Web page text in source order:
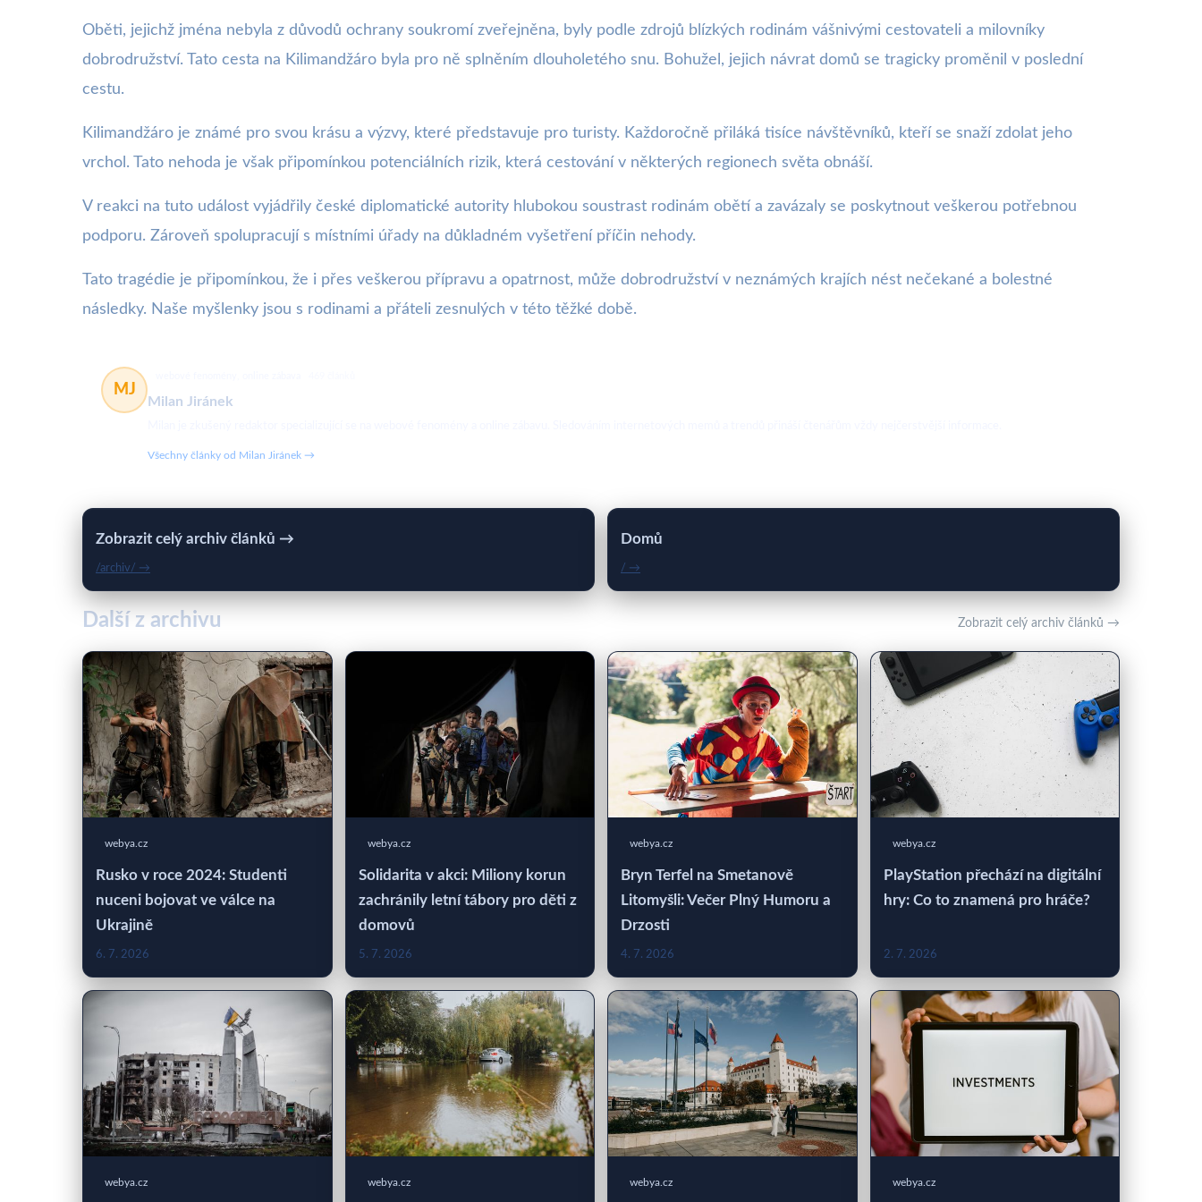
Oběti, jejichž jména nebyla z důvodů ochrany soukromí zveřejněna, byly podle zdrojů blízkých rodinám vášnivými cestovateli a milovníky
dobrodružství. Tato cesta na Kilimandžáro byla pro ně splněním dlouholetého snu. Bohužel, jejich návrat domů se tragicky proměnil v poslední
cestu.
Kilimandžáro je známé pro svou krásu a výzvy, které představuje pro turisty. Každoročně přiláká tisíce návštěvníků, kteří se snaží zdolat jeho
vrchol. Tato nehoda je však připomínkou potenciálních rizik, která cestování v některých regionech světa obnáší.
V reakci na tuto událost vyjádřily české diplomatické autority hlubokou soustrast rodinám obětí a zavázaly se poskytnout veškerou potřebnou
podporu. Zároveň spolupracují s místními úřady na důkladném vyšetření příčin nehody.
Tato tragédie je připomínkou, že i přes veškerou přípravu a opatrnost, může dobrodružství v neznámých krajích nést nečekané a bolestné
následky. Naše myšlenky jsou s rodinami a přáteli zesnulých v této těžké době.
MJ
Milan Jiránek
Všechny články od Milan Jiránek →
Zobrazit celý archiv článků →
/archiv/ →
Domů
/ →
Další z archivu Zobrazit celý archiv článků →
webya.cz
Rusko v roce 2024: Studenti
nuceni bojovat ve válce na
Ukrajině
6. 7. 2026
webya.cz
Solidarita v akci: Miliony korun
zachránily letní tábory pro děti z
domovů
5. 7. 2026
webya.cz
Bryn Terfel na Smetanově
Litomyšli: Večer Plný Humoru a
Drzosti
4. 7. 2026
webya.cz
PlayStation přechází na digitální
hry: Co to znamená pro hráče?
2. 7. 2026
webya.cz webya.cz webya.cz webya.cz